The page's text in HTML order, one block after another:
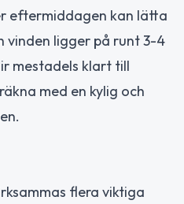
eftermiddagen kan lätta
vinden ligger på runt 3-4
mestadels klart till
med en kylig och
flera viktiga